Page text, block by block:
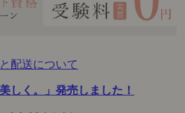
配送について
しく。」発売しました！